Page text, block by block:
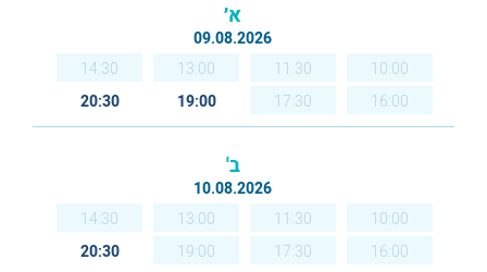
א׳
09.08.2026
10:00
11:30
13:00
14:30
16:00
17:30
19:00
20:30
ב'
10.08.2026
10:00
11:30
13:00
14:30
16:00
17:30
19:00
20:30